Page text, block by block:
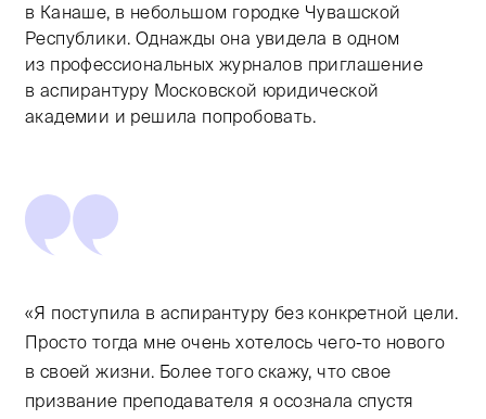
в Канаше, в небольшом городке Чувашской
Республики. Однажды она увидела в одном
из профессиональных журналов приглашение
в аспирантуру Московской юридической
академии и решила попробовать.
«Я поступила в аспирантуру без конкретной цели.
Просто тогда мне очень хотелось чего-то нового
в своей жизни. Более того скажу, что свое
призвание преподавателя я осознала спустя